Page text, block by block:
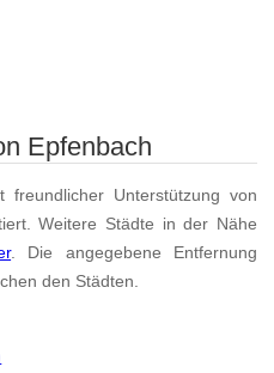
Epfenbach
Unterstützung von
Weitere Städte in der Nähe
. Die angegebene Entfernung
den Städten.